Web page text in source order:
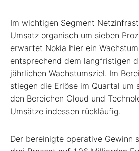
Im wichtigen Segment
Umsatz organisch um sieben
erwartet Nokia hier ein
entsprechend dem langfristigen
jährlichen Wachstumsziel. Im
stiegen die Erlöse im Quartal um
den Bereichen Cloud und
Umsätze indessen rückläufig.
Der bereinigte operative Gewinn